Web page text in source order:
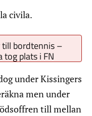
civila.
bordtennis –
tog plats i FN
under Kissingers
men under
till mellan